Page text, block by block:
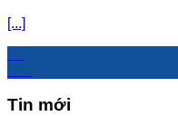
[...]
Tin mới